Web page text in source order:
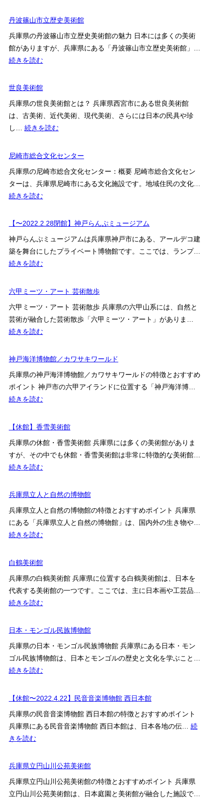
也
美
丸
ュ
ー
ジ
ム・
神
戸
の
覧
料
金・
ア
セ
ス
案
内
丹波篠山市立歴史美術館
兵庫県の丹波篠山市立歴史美術館の魅力 日本には多くの美術
館がありますが、兵庫県にある「丹波篠山市立歴史美術館」…
続きを読む:
波
山
市
立
史
美
術
館
世良美術館
兵庫県の世良美術館とは？ 兵庫県西宮市にある世良美術館
は、古美術、近代美術、現代美術、さらには日本の民具や珍
し… 続きを読む:
良
術
館
尼崎市総合文化センター
兵庫県の尼崎市総合文化センター：概要 尼崎市総合文化セン
ターは、兵庫県尼崎市にある文化施設です。地域住民の文化…
続きを読む:
崎
総
合
文
セ
ン
タ
ー
【〜2022.2.28閉館】神戸らんぷミュージアム
神戸らんぷミュージアムは兵庫県神戸市にある、アールデコ建
築を舞台にしたプライベート博物館です。ここでは、ランプ…
続きを読む:
2022.2.28
館】
神
戸
ん
ぷ
ミ
ュ
ム
六甲ミーツ・アート 芸術散歩
六甲ミーツ・アート 芸術散歩 兵庫県の六甲山系には、自然と
芸術が融合した芸術散歩「六甲ミーツ・アート」がありま…
続きを読む:
甲
ー
ツ・
ア
ト
芸
術
散
神戸海洋博物館／カワサキワールド
兵庫県の神戸海洋博物館／カワサキワールドの特徴とおすすめ
ポイント 神戸市の六甲アイランドに位置する「神戸海洋博…
続きを読む:
戸
洋
博
物
／
カ
ワ
サ
ル
ド
【休館】香雪美術館
兵庫県の休館・香雪美術館 兵庫県には多くの美術館がありま
すが、その中でも休館・香雪美術館は非常に特徴的な美術館…
続きを読む:
館】
雪
美
術
兵庫県立人と自然の博物館
兵庫県立人と自然の博物館の特徴とおすすめポイント 兵庫県
にある「兵庫県立人と自然の博物館」は、国内外の生き物や…
続きを読む:
庫
立
人
と
然
の
博
物
白鶴美術館
兵庫県の白鶴美術館 兵庫県に位置する白鶴美術館は、日本を
代表する美術館の一つです。ここでは、主に日本画や工芸品…
続きを読む:
鶴
術
館
日本・モンゴル民族博物館
兵庫県の日本・モンゴル民族博物館 兵庫県にある日本・モン
ゴル民族博物館は、日本とモンゴルの歴史と文化を学ぶこと…
続きを読む:
本・
ン
ゴ
族
博
物
【休館〜2022.4.22】民音音楽博物館 西日本館
兵庫県の民音音楽博物館 西日本館の特徴とおすすめポイント
兵庫県にある民音音楽博物館 西日本館は、日本各地の伝… 続
きを読む:
館〜
民
音
兵庫県立円山川公苑美術館
兵庫県立円山川公苑美術館の特徴とおすすめポイント 兵庫県
立円山川公苑美術館は、日本庭園と美術館が融合した施設で…